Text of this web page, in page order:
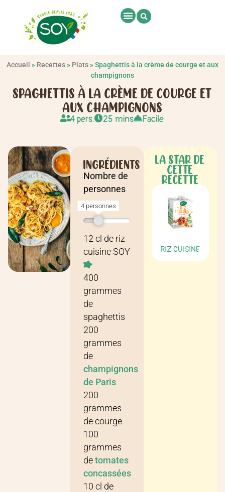
Accueil » Recettes » Plats » Spaghettis à la crème de courge et aux
champignons
SPAGHETTIS À LA CRÈME DE COURGE ET
AUX CHAMPIGNONS
4 pers. 25 mins Facile
INGRÉDIENTS
Nombre de
personnes
4 personnes
Recette pour
12 cl deriz
cuisine SOY
400
grammes
de
spaghettis
200
grammes
de
champignons
de Paris
200
grammes
decourge
100
grammes
de tomates
concassées
10 cl de
LA STAR DE
CETTE
RECETTE
RIZ CUISINE